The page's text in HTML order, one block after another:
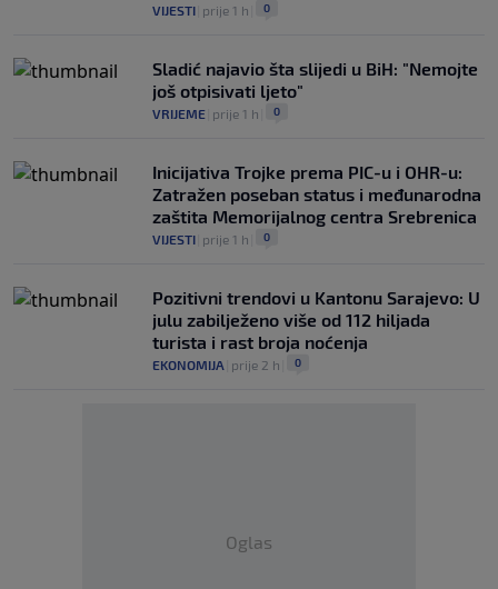
VIJESTI prije 1 h 0
Sladić najavio šta slijedi u BiH: "Nemojte
još otpisivati ljeto"
VRIJEME prije 1 h 0
Inicijativa Trojke prema PIC-u i OHR-u:
Zatražen poseban status i međunarodna
zaštita Memorijalnog centra Srebrenica
VIJESTI prije 1 h 0
Pozitivni trendovi u Kantonu Sarajevo: U
julu zabilježeno više od 112 hiljada
turista i rast broja noćenja
EKONOMIJA prije 2 h 0
Oglas